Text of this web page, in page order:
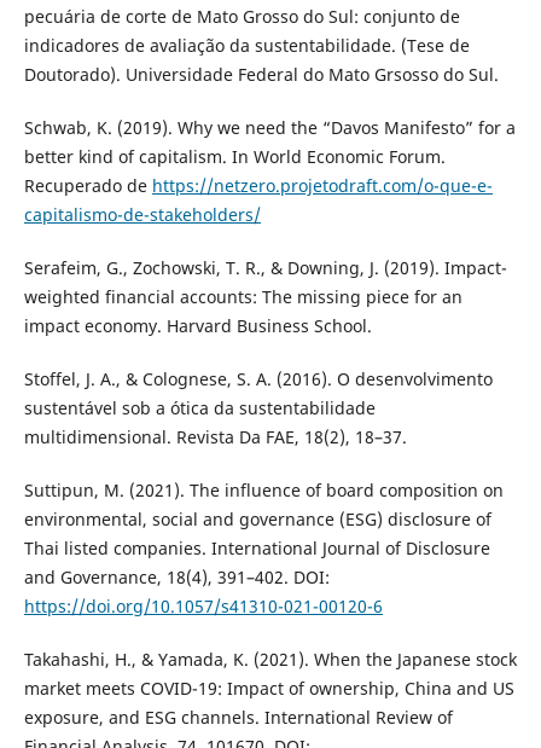
pecuária de corte de Mato Grosso do Sul: conjunto de
indicadores de avaliação da sustentabilidade. (Tese de
Doutorado). Universidade Federal do Mato Grsosso do Sul.
Schwab, K. (2019). Why we need the “Davos Manifesto” for a
better kind of capitalism. In World Economic Forum.
Recuperado de https://netzero.projetodraft.com/o-que-e-
capitalismo-de-stakeholders/
Serafeim, G., Zochowski, T. R., & Downing, J. (2019). Impact-
weighted financial accounts: The missing piece for an
impact economy. Harvard Business School.
Stoffel, J. A., & Colognese, S. A. (2016). O desenvolvimento
sustentável sob a ótica da sustentabilidade
multidimensional. Revista Da FAE, 18(2), 18–37.
Suttipun, M. (2021). The influence of board composition on
environmental, social and governance (ESG) disclosure of
Thai listed companies. International Journal of Disclosure
and Governance, 18(4), 391–402. DOI:
https://doi.org/10.1057/s41310-021-00120-6
Takahashi, H., & Yamada, K. (2021). When the Japanese stock
market meets COVID-19: Impact of ownership, China and US
exposure, and ESG channels. International Review of